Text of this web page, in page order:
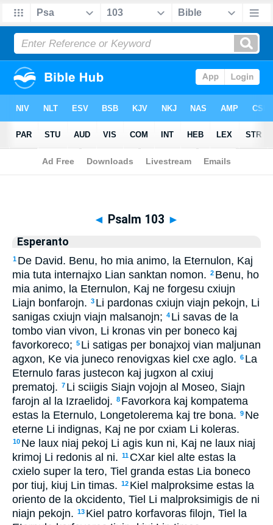
Biblia>Esperanto > Psalm 103
◄ Psalm 103 ►
Esperanto
1 De David. Benu, ho mia animo, la Eternulon, Kaj
mia tuta internajxo Lian sanktan nomon. 2 Benu, ho
mia animo, la Eternulon, Kaj ne forgesu cxiujn
Liajn bonfarojn. 3 Li pardonas cxiujn viajn pekojn, Li
sanigas cxiujn viajn malsanojn; 4 Li savas de la
tombo vian vivon, Li kronas vin per boneco kaj
favorkoreco; 5 Li satigas per bonajxoj vian maljunan
agxon, Ke via juneco renovigxas kiel cxe aglo. 6 La
Eternulo faras justecon kaj jugxon al cxiuj
prematoj. 7 Li sciigis Siajn vojojn al Moseo, Siajn
farojn al la Izraelidoj. 8 Favorkora kaj kompatema
estas la Eternulo, Longetolerema kaj tre bona. 9 Ne
eterne Li indignas, Kaj ne por cxiam Li koleras.
10 Ne laux niaj pekoj Li agis kun ni, Kaj ne laux niaj
krimoj Li redonis al ni. 11 CXar kiel alte estas la
cxielo super la tero, Tiel granda estas Lia boneco
por tiuj, kiuj Lin timas. 12 Kiel malproksime estas la
oriento de la okcidento, Tiel Li malproksimigis de ni
niajn pekojn. 13 Kiel patro korfavoras filojn, Tiel la